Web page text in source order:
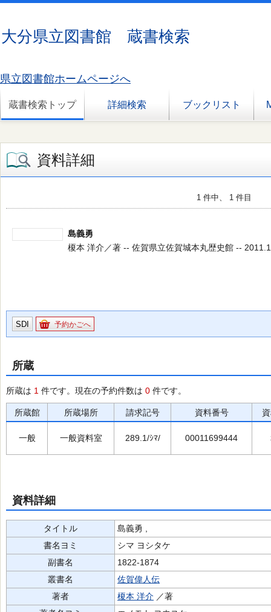
大分県立図書館 蔵書検索
県立図書館ホームページへ
蔵書検索トップ 詳細検索 ブックリスト
資料詳細
1 件中、 1 件目
島義勇
榎本 洋介／著 -- 佐賀県立佐賀城本丸歴史館 --
SDI 予約かごへ
所蔵
所蔵は 1 件です。現在の予約件数は 0 件です。
所蔵館 所蔵場所 請求記号 資料番号
一般 一般資料室 289.1/ｼﾏ/ 00011699444
資料詳細
タイトル
島義勇 ,
書名ヨミ
シマ ヨシタケ
副書名
1822-1874
叢書名
佐賀偉人伝
著者
榎本 洋介 ／著